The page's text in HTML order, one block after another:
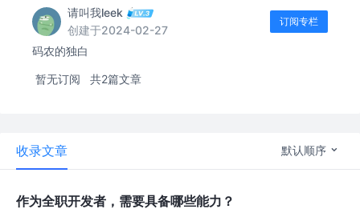
请叫我leek
创建于2024-02-27
订阅专栏
码农的独白
暂无订阅 共2篇文章
收录文章 默认顺序
作为全职开发者，需要具备哪些能力？